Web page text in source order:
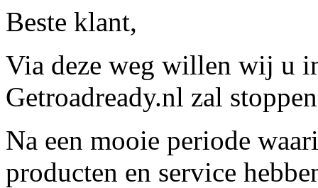
Beste klant,
Via deze weg willen wij u
Getroadready.nl zal
Na een mooie periode
producten en service